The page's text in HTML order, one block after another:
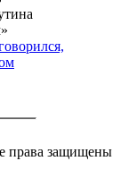
права защищены